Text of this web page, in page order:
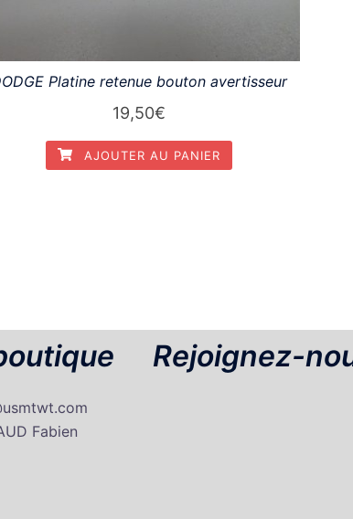
Platine retenue bouton avertisseur
19,50€
AJOUTER AU PANIER
Fabien
Rejoignez-